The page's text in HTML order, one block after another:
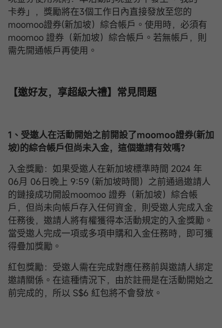
卡券」，獎勵將在3個工作日內直接發放至您的
moomoo證券(新加坡）綜合帳戶。使用時，必須有
moomoo 證券（新加坡）綜合帳戶。若無帳戶，則
需先開通帳戶再使用。
【邀好友，享超級大禮】常見問題
1、受邀人在活動開始之前開設了moomoo證券(新加
坡)的綜合帳戶但尚未入金，這個邀請有效嗎？
入金獎勵：如果受邀人在新加坡標準時間 2024 年
06月 06日晚上 9:59 (新加坡時間）之前通過邀請人
的鏈接成功開設moomoo 證券（新加坡）綜合帳
戶，但尚未向帳戶存入任何資金，則受邀人完成入金
任務後，邀請人將有權獲得本活動規定的入金獎勵。
當受邀人完成一項或多項申購和入金任務時，即可獲
得疊加獎勵。
紅包獎勵：受邀人需在完成對應任務前與邀請人綁定
邀請關係。在這種情況下，由於註冊是在活動開始之
前完成的，所以 S$6 紅包將不會發放。